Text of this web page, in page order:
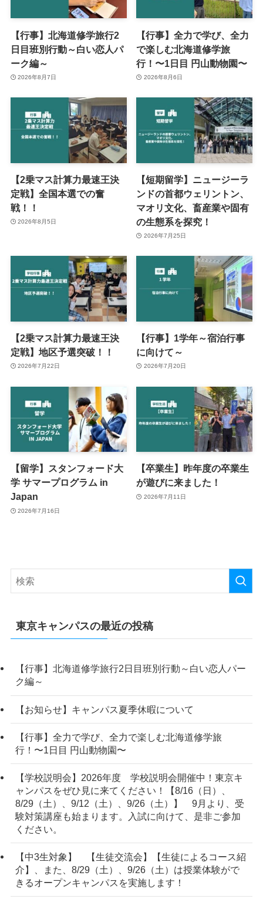
【行事】北海道修学旅行2
日目班別行動～白い恋人パ
ーク編～
2026年8月7日
【行事】全力で学び、全力
で楽しむ北海道修学旅
行！〜1日目 円山動物園〜
2026年8月6日
【2乗マス計算力最速王決
定戦】全国本選での奮
戦！！
2026年8月5日
【短期留学】ニュージーラ
ンドの首都ウェリントン、
マオリ文化、畜産業や固有
の生態系を探究！
2026年7月25日
【2乗マス計算力最速王決
定戦】地区予選突破！！
2026年7月22日
【行事】1学年～宿泊行事
に向けて～
2026年7月20日
【留学】スタンフォード大
学 サマープログラム in
Japan
2026年7月16日
【卒業生】昨年度の卒業生
が遊びに来ました！
2026年7月11日
東京キャンパスの最近の投稿
【行事】北海道修学旅行2日目班別行動～白い恋人パー
ク編～
【お知らせ】キャンパス夏季休暇について
【行事】全力で学び、全力で楽しむ北海道修学旅
行！〜1日目 円山動物園〜
【学校説明会】2026年度 学校説明会開催中！東京キ
ャンパスをぜひ見に来てください！【8/16（日）、
8/29（土）、9/12（土）、9/26（土）】 9月より、受
験対策講座も始まります。入試に向けて、是非ご参加
ください。
【中3生対象】 【生徒交流会】【生徒によるコース紹
介】、また、8/29（土）、9/26（土）は授業体験がで
きるオープンキャンパスを実施します！